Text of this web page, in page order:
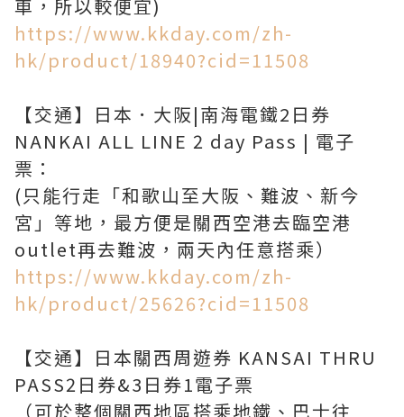
https://www.kkday.com/zh-
hk/product/18940?cid=11508
【交通】日本．大阪|南海電鐵2日券
NANKAI ALL LINE 2 day Pass | 電子
票：
(只能行走「和歌山至大阪、難波、新今
宮」等地，最方便是關西空港去臨空港
https://www.kkday.com/zh-
hk/product/25626?cid=11508
【交通】日本關西周遊券 KANSAI THRU
PASS2日券&3日券1電子票
（可於整個關西地區搭乘地鐵、巴士往